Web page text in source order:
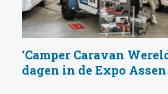
‘Camper Caravan
dagen in de Expo Assen